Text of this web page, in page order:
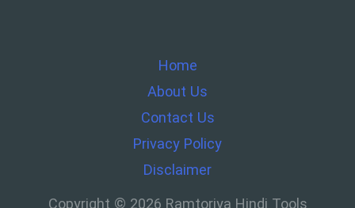
Home
About Us
Contact Us
Privacy Policy
Disclaimer
Copyright © 2026 Ramtoriya Hindi Tools